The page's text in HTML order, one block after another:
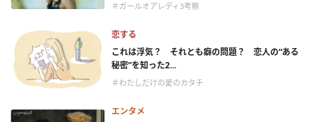
＃ガールオアレディ3考察
恋する
これは浮気？ それとも癖の問題？ 恋人の“ある
秘密”を知った2...
＃わたしだけの愛のカタチ
エンタメ